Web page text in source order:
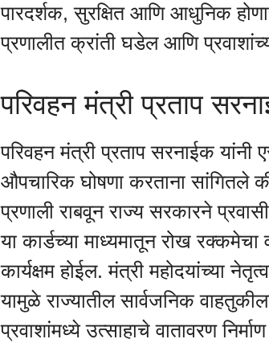
पारदर्शक, सुरक्षित आणि आधुनिक
प्रणालीत क्रांती घडेल आणि
परिवहन मंत्री प्रताप
परिवहन मंत्री प्रताप सरनाईक यांनी
औपचारिक घोषणा करताना सांगितले
प्रणाली राबवून राज्य सरकारने
या कार्डच्या माध्यमातून रोख
कार्यक्षम होईल. मंत्री महोदयांच्या
यामुळे राज्यातील सार्वजनिक
प्रवाशांमध्ये उत्साहाचे वातावरण